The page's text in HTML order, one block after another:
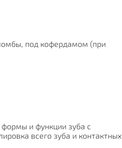
под кофердамом (при
и функции зуба с
всего зуба и контактных